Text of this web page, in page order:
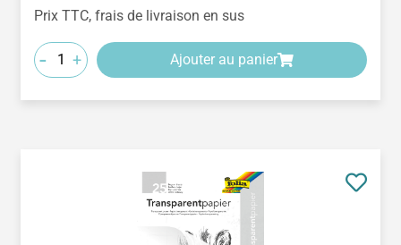
Prix TTC, frais de livraison en sus
- + Ajouter au panier